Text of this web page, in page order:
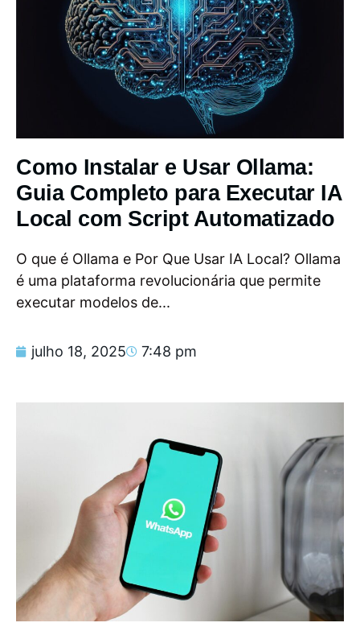
Como Instalar e Usar Ollama:
Guia Completo para Executar IA
Local com Script Automatizado
O que é Ollama e Por Que Usar IA Local? Ollama
é uma plataforma revolucionária que permite
executar modelos de...
julho 18, 2025 7:48 pm